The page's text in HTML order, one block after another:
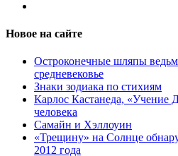
Новое на сайте
Остроконечные шляпы
средневековье
Знаки зодиака по стихиям
Карлос Кастанеда, «Учение
человека
Самайн и Хэллоуин
«Трещину» на Солнце
2012 года